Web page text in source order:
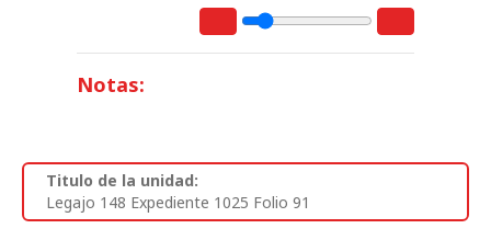
Notas:
Titulo de la unidad:
Legajo 148 Expediente 1025 Folio 91